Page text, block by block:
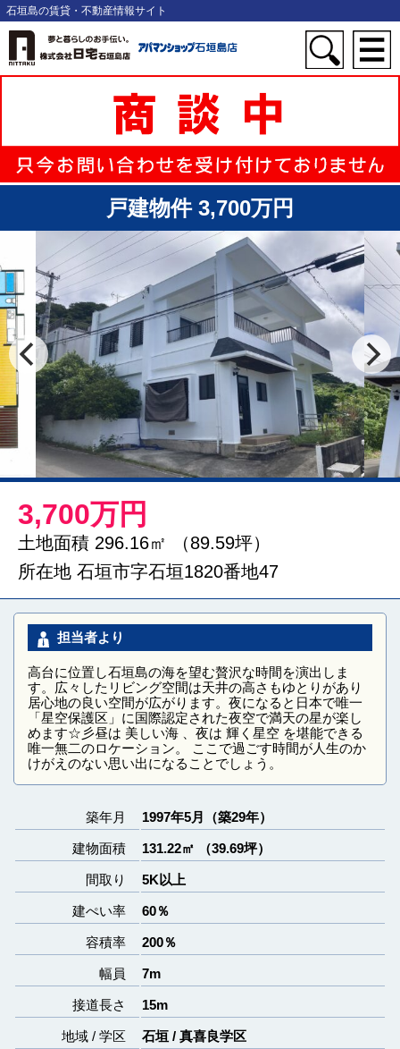
石垣島の賃貸・不動産情報サイト
戸建物件 3,700万円
3,700万円
土地面積 296.16㎡ （89.59坪）
所在地 石垣市字石垣1820番地47
担当者より
高台に位置し石垣島の海を望む贅沢な時間を演出しま
す。広々したリビング空間は天井の高さもゆとりがあり
居心地の良い空間が広がります。夜になると日本で唯一
「星空保護区」に国際認定された夜空で満天の星が楽し
めます☆彡昼は 美しい海 、夜は 輝く星空 を堪能できる
唯一無二のロケーション。 ここで過ごす時間が人生のか
けがえのない思い出になることでしょう。
築年月 1997年5月（築29年）
建物面積 131.22㎡ （39.69坪）
間取り 5K以上
建ぺい率 60％
容積率 200％
幅員 7m
接道長さ 15m
地域 / 学区 石垣 / 真喜良学区